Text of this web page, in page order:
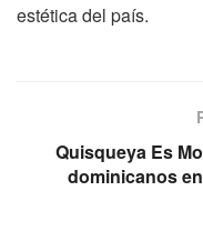
estética del país.
Quisqueya Es
dominicanos